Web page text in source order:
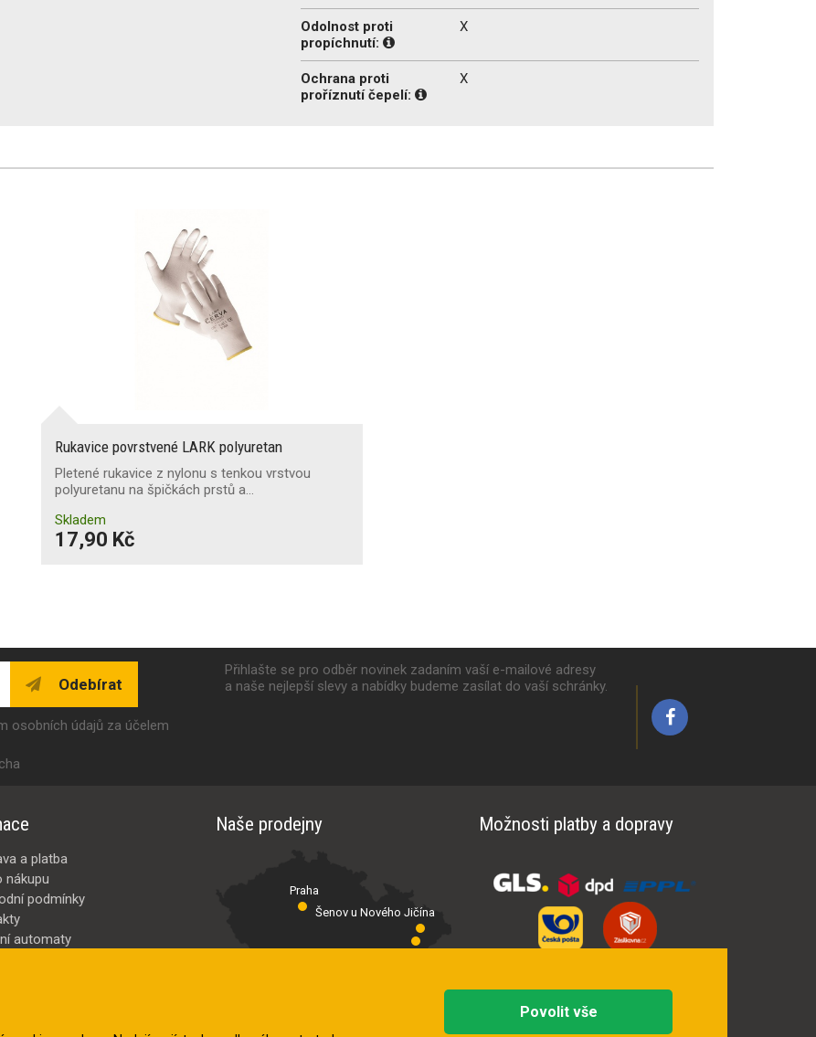
Odolnost proti
propíchnutí:
X
Ochrana proti
proříznutí čepelí:
X
Rukavice povrstvené LARK polyuretan
Pletené rukavice z nylonu s tenkou vrstvou
polyuretanu na špičkách prstů a…
Skladem
17,90 Kč
Odebírat
osobních údajů za účelem
Přihlašte se pro odběr novinek zadaním vaší e-mailové adresy
a naše nejlepší slevy a nabídky budeme zasílat do vaší schránky.
a platba
nákupu
podmínky
automaty
Naše prodejny
Praha
Šenov u Nového Jičína
Možnosti platby a dopravy
Povolit vše